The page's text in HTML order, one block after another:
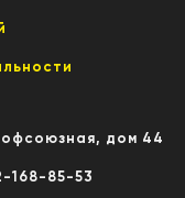
дом 44
168-85-53